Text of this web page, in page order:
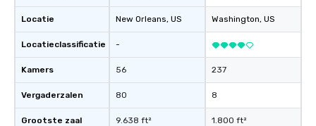
Locatie
Locatieclassificatie
Kamers
Vergaderzalen
Grootste zaal
New Orleans, US
-
56
80
9.638 ft²
Washington, US
237
8
1.800 ft²